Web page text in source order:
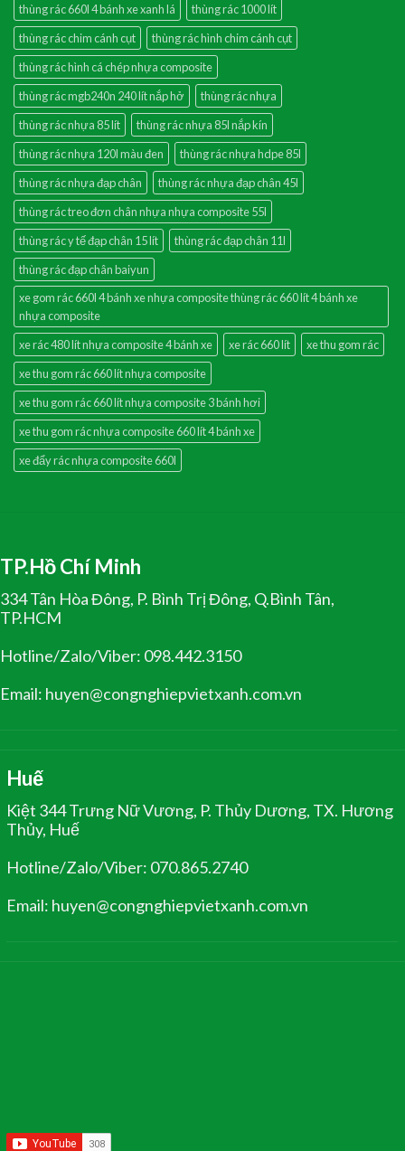
thùng rác 660l 4 bánh xe xanh lá
thùng rác 1000 lít
thùng rác chim cánh cụt
thùng rác hình chim cánh cụt
thùng rác hình cá chép nhựa composite
thùng rác mgb240n 240 lít nắp hở
thùng rác nhựa
thùng rác nhựa 85 lít
thùng rác nhựa 85l nắp kín
thùng rác nhựa 120l màu đen
thùng rác nhựa hdpe 85l
thùng rác nhựa đạp chân
thùng rác nhựa đạp chân 45l
thùng rác treo đơn chân nhựa nhựa composite 55l
thùng rác y tế đạp chân 15 lít
thùng rác đạp chân 11l
thùng rác đạp chân baiyun
xe gom rác 660l 4 bánh xe nhựa composite thùng rác 660 lít 4 bánh xe
nhựa composite
xe rác 480 lít nhựa composite 4 bánh xe
xe rác 660 lít
xe thu gom rác
xe thu gom rác 660 lít nhựa composite
xe thu gom rác 660 lít nhựa composite 3 bánh hơi
xe thu gom rác nhựa composite 660 lít 4 bánh xe
xe đẩy rác nhựa composite 660l
TP.Hồ Chí Minh
334 Tân Hòa Đông, P. Bình Trị Đông, Q.Bình Tân,
TP.HCM
Hotline/Zalo/Viber: 098.442.3150
Email: huyen@congnghiepvietxanh.com.vn
Huế
Kiệt 344 Trưng Nữ Vương, P. Thủy Dương, TX. Hương
Thủy, Huế
Hotline/Zalo/Viber: 070.865.2740
Email: huyen@congnghiepvietxanh.com.vn